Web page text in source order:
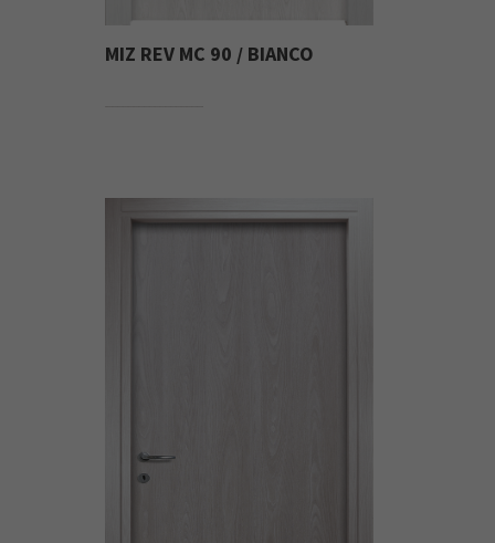
MIZ REV MC 90 / BIANCO